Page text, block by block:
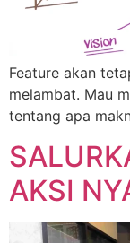
Feature akan
melambat. Mau
tentang apa
AKSI